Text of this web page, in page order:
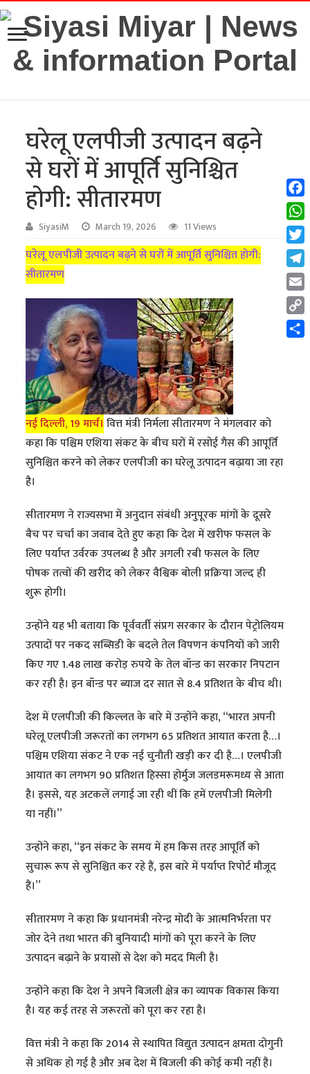
घरेलू एलपीजी उत्पादन बढ़ने
से घरों में आपूर्ति सुनिश्चित
होगी: सीतारमण
SiyasiM March 19, 2026 11 Views
घरेलू एलपीजी उत्पादन बढ़ने से घरों में आपूर्ति सुनिश्चित होगी:
सीतारमण
नई दिल्ली, 19 मार्च। वित्त मंत्री निर्मला सीतारमण ने मंगलवार को
कहा कि पश्चिम एशिया संकट के बीच घरों में रसोई गैस की आपूर्ति
सुनिश्चित करने को लेकर एलपीजी का घरेलू उत्पादन बढ़ाया जा रहा
है।
सीतारमण ने राज्यसभा में अनुदान संबंधी अनुपूरक मांगों के दूसरे
बैच पर चर्चा का जवाब देते हुए कहा कि देश में खरीफ फसल के
लिए पर्याप्त उर्वरक उपलब्ध है और अगली रबी फसल के लिए
पोषक तत्वों की खरीद को लेकर वैश्विक बोली प्रक्रिया जल्द ही
शुरू होगी।
उन्होंने यह भी बताया कि पूर्ववर्ती संप्रग सरकार के दौरान पेट्रोलियम
उत्पादों पर नकद सब्सिडी के बदले तेल विपणन कंपनियों को जारी
किए गए 1.48 लाख करोड़ रुपये के तेल बॉन्ड का सरकार निपटान
कर रही है। इन बॉन्ड पर ब्याज दर सात से 8.4 प्रतिशत के बीच थी।
देश में एलपीजी की किल्लत के बारे में उन्होंने कहा, ‘‘भारत अपनी
घरेलू एलपीजी जरूरतों का लगभग 65 प्रतिशत आयात करता है…।
पश्चिम एशिया संकट ने एक नई चुनौती खड़ी कर दी है…। एलपीजी
आयात का लगभग 90 प्रतिशत हिस्सा होर्मुज जलडमरूमध्य से आता
है। इससे, यह अटकलें लगाई जा रही थीं कि हमें एलपीजी मिलेगी
या नहीं।’’
उन्होंने कहा, ‘‘इन संकट के समय में हम किस तरह आपूर्ति को
सुचारू रूप से सुनिश्चित कर रहे हैं, इस बारे में पर्याप्त रिपोर्ट मौजूद
हैं।’’
सीतारमण ने कहा कि प्रधानमंत्री नरेन्द्र मोदी के आत्मनिर्भरता पर
जोर देने तथा भारत की बुनियादी मांगों को पूरा करने के लिए
उत्पादन बढ़ाने के प्रयासों से देश को मदद मिली है।
उन्होंने कहा कि देश ने अपने बिजली क्षेत्र का व्यापक विकास किया
है। यह कई तरह से जरूरतों को पूरा कर रहा है।
वित्त मंत्री ने कहा कि 2014 से स्थापित विद्युत उत्पादन क्षमता दोगुनी
से अधिक हो गई है और अब देश में बिजली की कोई कमी नहीं है।
Copy
Link